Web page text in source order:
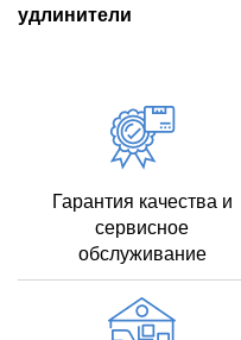
удлинители
Гарантия качества и
сервисное
обслуживание